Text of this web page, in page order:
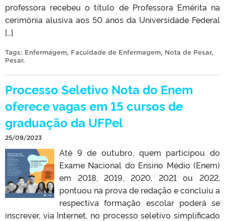
professora recebeu o título de Professora Emérita na
cerimônia alusiva aos 50 anos da Universidade Federal
[…]
Tags: Enfermagem, Faculdade de Enfermagem, Nota de Pesar,
Pesar.
Processo Seletivo Nota do Enem
oferece vagas em 15 cursos de
graduação da UFPel
25/09/2023
Até 9 de outubro, quem participou do
Exame Nacional do Ensino Médio (Enem)
em 2018, 2019, 2020, 2021 ou 2022,
pontuou na prova de redação e concluiu a
respectiva formação escolar poderá se
inscrever, via Internet, no processo seletivo simplificado